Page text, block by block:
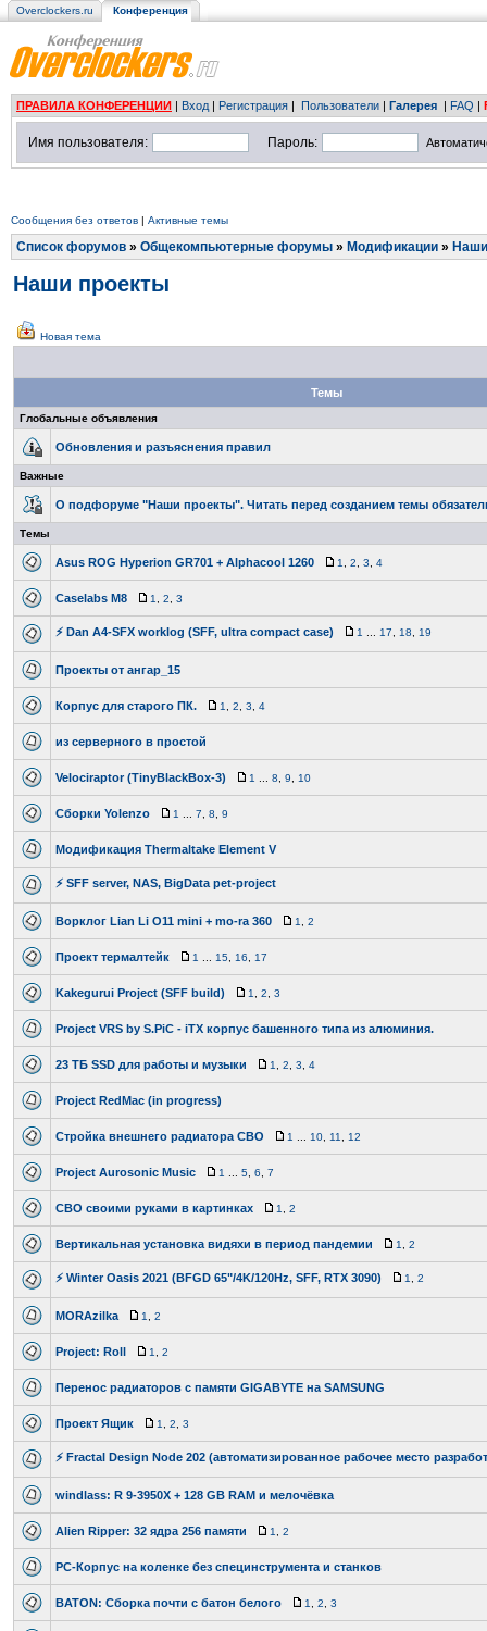
Overclockers.ru Конференция
ПРАВИЛА КОНФЕРЕНЦИИ | Вход | Регистрация | Пользователи | Галерея | FAQ |
Имя пользователя: Пароль:
Сообщения без ответов | Активные темы
Список форумов » Общекомпьютерные форумы » Модификации »
Наши проекты
Новая тема
Темы
Глобальные объявления
Обновления и разъяснения правил
Важные
О подфоруме "Наши проекты". Читать перед созданием темы
Темы
Asus ROG Hyperion GR701 + Alphacool 1260 1 2 3 4
Caselabs M8 1 2 3
⚡ Dan A4-SFX worklog (SFF, ultra compact case) 1 17 18 19
Проекты от ангар_15
Корпус для старого ПК. 1 2 3 4
из серверного в простой
Velociraptor (TinyBlackBox-3) 1 8 9 10
Сборки Yolenzo 1 7 8 9
Модификация Thermaltake Element V
⚡ SFF server, NAS, BigData pet-project
Ворклог Lian Li O11 mini + mo-ra 360 1 2
Проект термалтейк 1 15 16 17
Kakegurui Project (SFF build) 1 2 3
Project VRS by S.PiC - iTX корпус башенного типа из алюминия.
23 ТБ SSD для работы и музыки 1 2 3 4
Project RedMac (in progress)
Стройка внешнего радиатора СВО 1 10 11 12
Project Aurosonic Music 1 5 6 7
СВО своими руками в картинках 1 2
Вертикальная установка видяхи в период пандемии 1 2
⚡ Winter Oasis 2021 (BFGD 65"/4K/120Hz, SFF, RTX 3090) 1 2
MORAzilka 1 2
Project: Roll 1 2
Перенос радиаторов с памяти GIGABYTE на SAMSUNG
Проект Ящик 1 2 3
⚡ Fractal Design Node 202 (автоматизированное рабочее место
windlass: R 9-3950X + 128 GB RAM и мелочёвка
Alien Ripper: 32 ядра 256 памяти 1 2
PC-Корпус на коленке без специнструмента и станков
BATON: Сборка почти с батон белого 1 2 3